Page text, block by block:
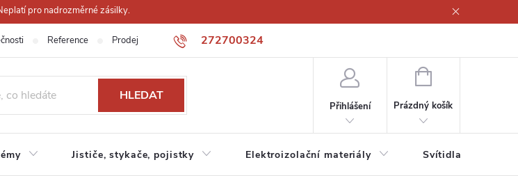
pro nadrozměrné zásilky.
272700324
Reference Prodejna Obchodní podmínky
HLEDAT
Přihlášení
NÁKUPNÍ
Prázdný košík
Jističe, stykače, pojistky Elektroizolační materiály Svítidla a zdroje